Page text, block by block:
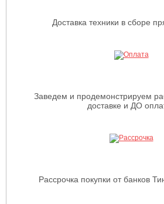
Доставка техники в сборе
Заведем и продемонстрируем
доставке и ДО
Рассрочка покупки от банков